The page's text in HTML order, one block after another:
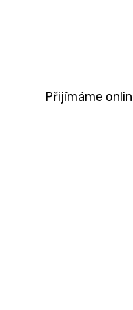
Přijímáme